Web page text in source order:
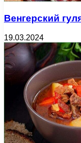
Венгерский
19.03.2024